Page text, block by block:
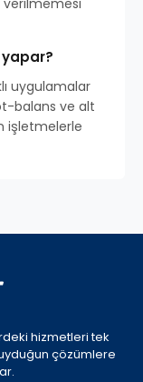
verilmemesi
uygulamalar
balans ve alt
işletmelerle
hizmetleri tek
çözümlere